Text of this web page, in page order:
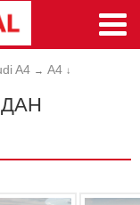
A4 → A4 ↓